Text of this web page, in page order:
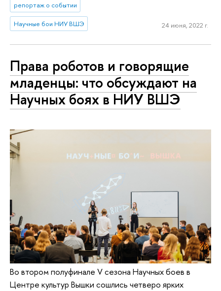
репортаж о событии
Научные бои НИУ ВШЭ 24 июня, 2022 г.
Права роботов и говорящие
младенцы: что обсуждают на
Научных боях в НИУ ВШЭ
Во втором полуфинале V сезона Научных боев в
Центре культур Вышки сошлись четверо ярких